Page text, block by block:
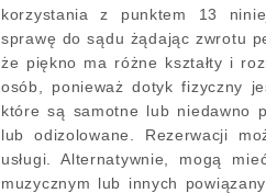
korzystania z punktem 13
sprawę do sądu żądając zwrotu
że piękno ma różne kształty i
osób, ponieważ dotyk fizyczny
które są samotne lub niedawno
lub odizolowane. Rezerwacji
usługi. Alternatywnie, mogą
muzycznym lub innych